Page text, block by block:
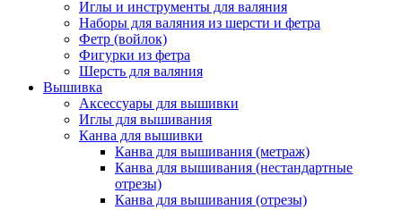
Иглы и инструменты для валяния
Наборы для валяния из шерсти и фетра
Фетр (войлок)
Фигурки из фетра
Шерсть для валяния
Вышивка
Аксессуары для вышивки
Иглы для вышивания
Канва для вышивки
Канва для вышивания (метраж)
Канва для вышивания (нестандартные
отрезы)
Канва для вышивания (отрезы)